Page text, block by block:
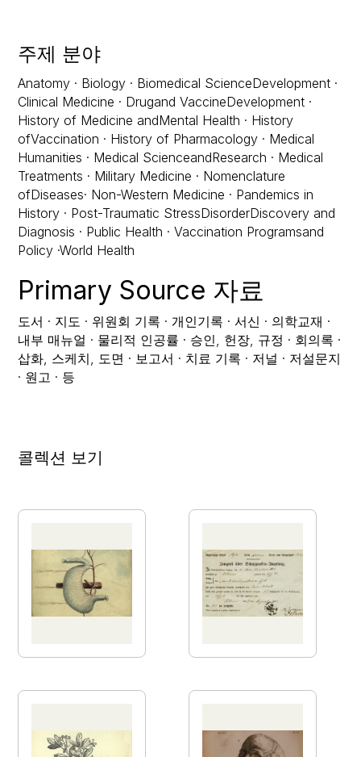
주제 분야
Anatomy · ‍Biology · Biomedical ScienceDevelopment ·
Clinical Medicine · Drugand VaccineDevelopment ·
History of Medicine andMental Health · History
ofVaccination · History of Pharmacology · Medical
Humanities · Medical ScienceandResearch · Medical
Treatments · Military Medicine · Nomenclature
ofDiseases· Non-Western Medicine · Pandemics in
History · Post-Traumatic StressDisorderDiscovery and
Diagnosis · Public Health · Vaccination Programsand
Policy ·World Health
Primary Source 자료
도서 · 지도 · 위원회 기록 · 개인기록 · 서신 · 의학교재 ·
내부 매뉴얼 · 물리적 인공률 · 승인, 헌장, 규정 · 회의록 ·
삽화, 스케치, 도면 · 보고서 · 치료 기록 · 저널 · 저설문지
· 원고 · 등
콜렉션 보기